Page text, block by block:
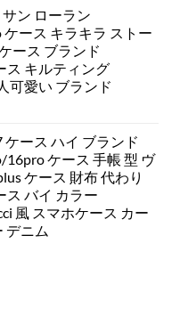
ン ローラン
ース キラキラ ストー
ース ブランド
ス キルティング
可愛い ブランド
ース ハイ ブランド
ケース 手帳 型 ヴ
ケース 財布 代わり
バイ カラー
風 スマホケース カー
デニム